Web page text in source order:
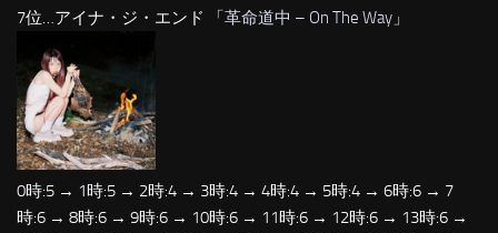
7位…アイナ・ジ・エンド 「 革命道中 – On The Way 」
0時:5 → 1時:5 → 2時:4 → 3時:4 → 4時:4 → 5時:4 → 6時:6 → 7
時:6 → 8時:6 → 9時:6 → 10時:6 → 11時:6 → 12時:6 → 13時:6 →